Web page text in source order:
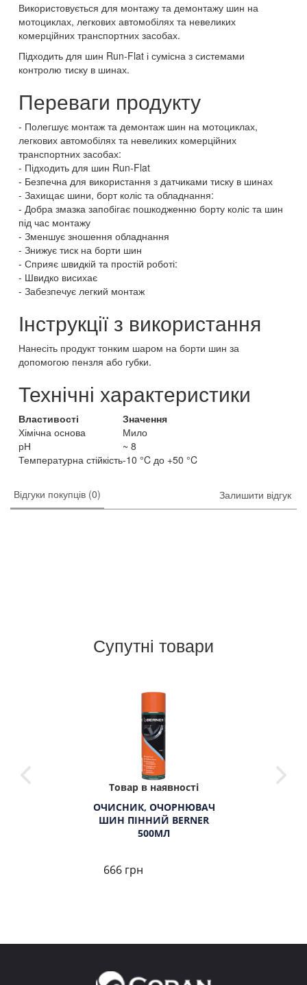
Використовується для монтажу та демонтажу шин на
мотоциклах, легкових автомобілях та невеликих
комерційних транспортних засобах.
Підходить для шин Run-Flat і сумісна з системами
контролю тиску в шинах.
Переваги продукту
Полегшує монтаж та демонтаж шин на мотоциклах,
легкових автомобілях та невеликих комерційних
транспортних засобах:
Підходить для шин Run-Flat
Безпечна для використання з датчиками тиску в шинах
Захищає шини, борт коліс та обладнання:
Добра змазка запобігає пошкодженню борту коліс та шин
під час монтажу
Зменшує зношення обладнання
Знижує тиск на борти шин
Сприяє швидкій та простій роботі:
Швидко висихає
Забезпечує легкий монтаж
Інструкції з використання
Нанесіть продукт тонким шаром на борти шин за
допомогою пензля або губки.
Технічні характеристики
Властивості
Значення
Хімічна основа
Мило
рН
~ 8
Температурна стійкість-10 °C до +50 °C
Відгуки покупців (0) Залишити відгук
Супутні товари
Товар в наявності
ОЧИСНИК, ОЧОРНЮВАЧ
ШИН ПІННИЙ BERNER
500МЛ
666 грн